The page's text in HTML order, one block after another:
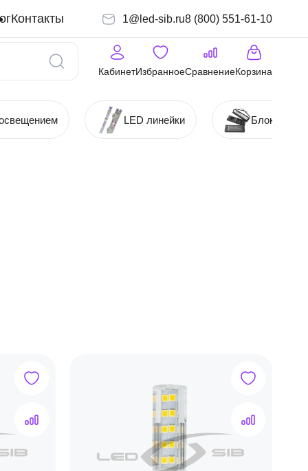
Контакты 1@led-sib.ru8 (800) 551-61-10
КабинетИзбранноеСравнениеКорзина
LED линейки Блоки